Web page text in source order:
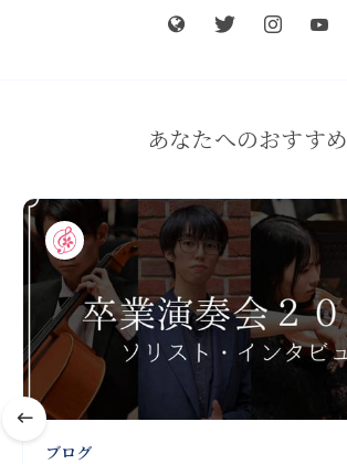
あなたへのおすすめ
ブログ